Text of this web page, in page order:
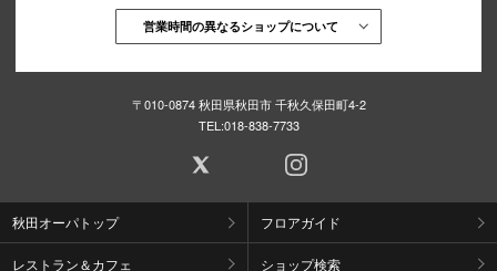
営業時間の異なるショップについて
〒010-0874 秋田県秋田市 千秋久保田町4-2
TEL:018-838-7733
秋田オーパトップ フロアガイド
レストラン＆カフェ ショップ検索